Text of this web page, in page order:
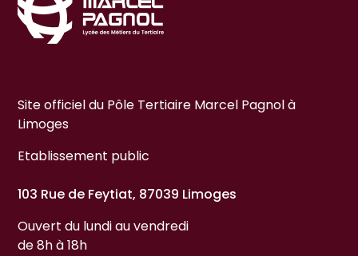
Site officiel du Pôle Tertiaire Marcel Pagnol à
Limoges
Etablissement public
103 Rue de Feytiat, 87039 Limoges
Ouvert du lundi au vendredi
de 8h à 18h